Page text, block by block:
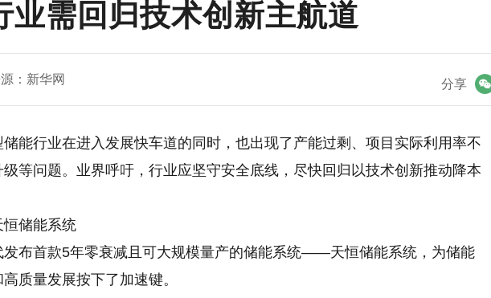
业需回归技术创新主航道
：新华网 分享
能行业在进入发展快车道的同时，也出现了产能过剩、项目实际利用率不
等问题。业界呼吁，行业应坚守安全底线，尽快回归以技术创新推动降本
储能系统
发布首款5年零衰减且可大规模量产的储能系统——天恒储能系统，为储能
质量发展按下了加速键。